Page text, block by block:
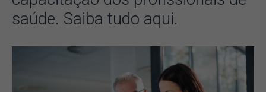
saúde. Saiba tudo aqui.